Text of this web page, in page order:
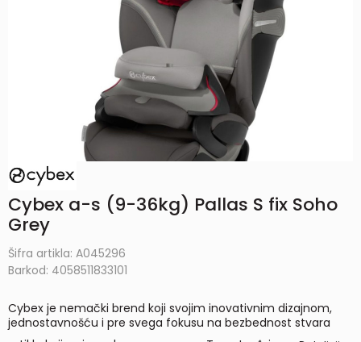
Cybex a-s (9-36kg) Pallas S fix Soho
Grey
Šifra artikla: A045296
Barkod: 4058511833101
Cybex je nemački brend koji svojim inovativnim dizajnom,
jednostavnošću i pre svega fokusu na bezbednost stvara